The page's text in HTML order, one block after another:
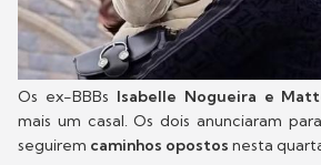
Os ex-BBBs Isabelle Nogueira e
mais um casal. Os dois anunciaram
seguirem caminhos opostos nesta